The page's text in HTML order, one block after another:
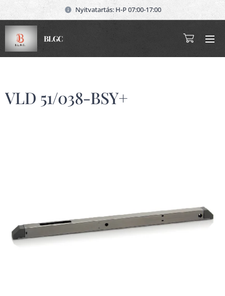
Nyitvatartás: H-P 07:00-17:00
BLGC
VLD 51/038-BSY+